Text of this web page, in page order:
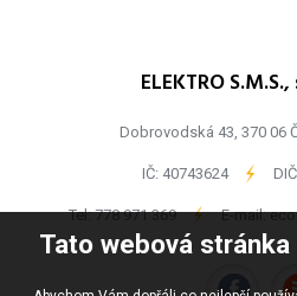
Tato webová
ELEKTRO
Dobrovodská 43, 370 06
IČ: 40743624 -
Tel:778 971 369 - E-mail: